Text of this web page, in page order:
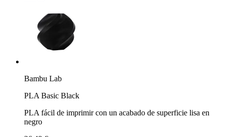
Bambu Lab
PLA Basic Black
PLA fácil de imprimir con un acabado de superficie lisa en
negro